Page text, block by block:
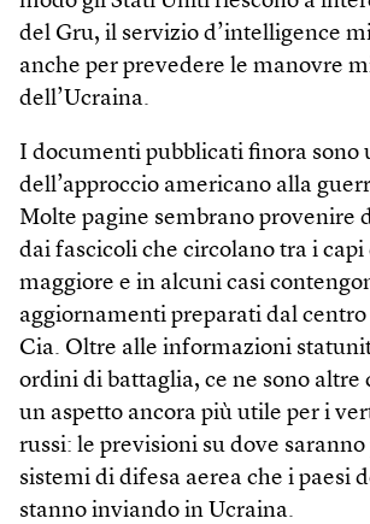
del Gru, il servizio d’intelligence
anche per prevedere le manovre
dell’Ucraina.
I documenti pubblicati finora sono
dell’approccio americano alla
Molte pagine sembrano provenire
dai fascicoli che circolano tra i capi
maggiore e in alcuni casi
aggiornamenti preparati dal
Cia. Oltre alle informazioni
ordini di battaglia, ce ne sono altre
un aspetto ancora più utile per i
russi: le previsioni su dove
sistemi di difesa aerea che i paesi
stanno inviando in Ucraina.